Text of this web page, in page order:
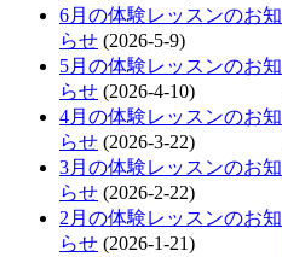
6月の体験レッスンのお知
らせ (2026-5-9)
5月の体験レッスンのお知
らせ (2026-4-10)
4月の体験レッスンのお知
らせ (2026-3-22)
3月の体験レッスンのお知
らせ (2026-2-22)
2月の体験レッスンのお知
らせ (2026-1-21)